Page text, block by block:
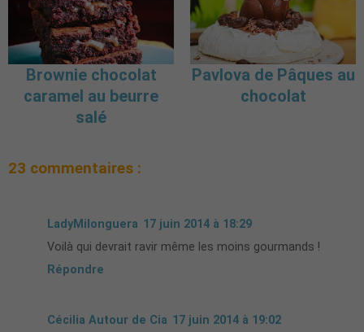
Brownie chocolat
caramel au beurre
salé
Pavlova de Pâques au
chocolat
23 commentaires :
LadyMilonguera 17 juin 2014 à 18:29
Voilà qui devrait ravir même les moins gourmands !
Répondre
Cécilia Autour de Cia 17 juin 2014 à 19:02